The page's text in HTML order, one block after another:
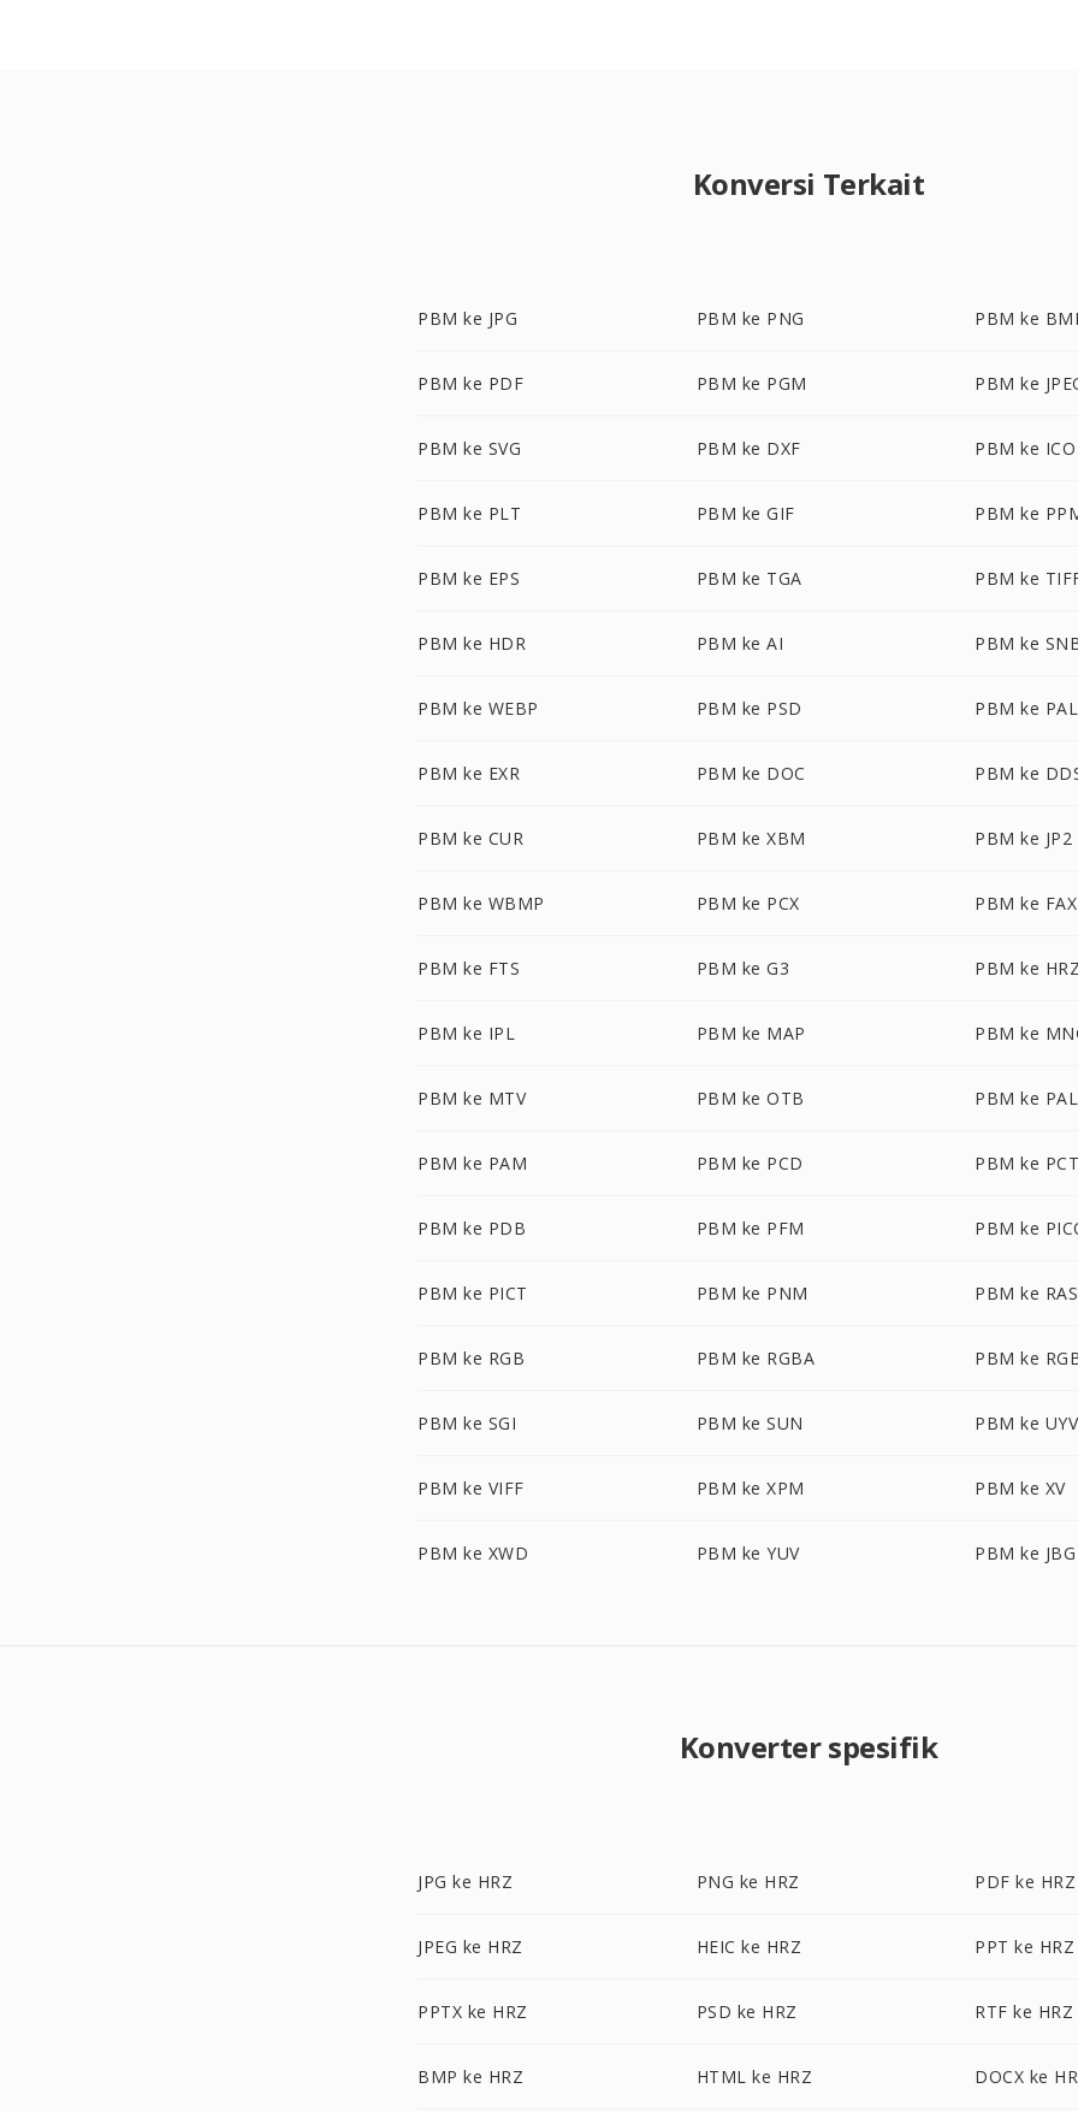
Konversi Terkait
PBM ke JPG PBM ke PNG PBM ke
PBM ke PDF PBM ke PGM PBM ke
PBM ke SVG PBM ke DXF PBM ke ICO
PBM ke PLT PBM ke GIF PBM ke
PBM ke EPS PBM ke TGA PBM ke
PBM ke HDR PBM ke AI PBM ke
PBM ke WEBP PBM ke PSD PBM ke PAL
PBM ke EXR PBM ke DOC PBM ke
PBM ke CUR PBM ke XBM PBM ke JP2
PBM ke WBMP PBM ke PCX PBM ke FAX
PBM ke FTS PBM ke G3 PBM ke
PBM ke IPL PBM ke MAP PBM ke
PBM ke MTV PBM ke OTB PBM ke
PBM ke PAM PBM ke PCD PBM ke
PBM ke PDB PBM ke PFM PBM ke
PBM ke PICT PBM ke PNM PBM ke RAS
PBM ke RGB PBM ke RGBA PBM ke
PBM ke SGI PBM ke SUN PBM ke
PBM ke VIFF PBM ke XPM PBM ke XV
PBM ke XWD PBM ke YUV PBM ke JBG
Konverter spesifik
JPG ke HRZ PNG ke HRZ PDF ke HRZ
JPEG ke HRZ HEIC ke HRZ PPT ke HRZ
PPTX ke HRZ PSD ke HRZ RTF ke HRZ
BMP ke HRZ HTML ke HRZ DOCX ke